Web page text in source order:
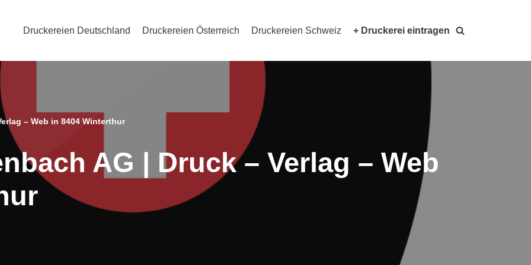
Druckereien Deutschland Druckereien Österreich Druckereien Schweiz + Druckerei eintragen
– Web in 8404 Winterthur
AG | Druck – Verlag – Web